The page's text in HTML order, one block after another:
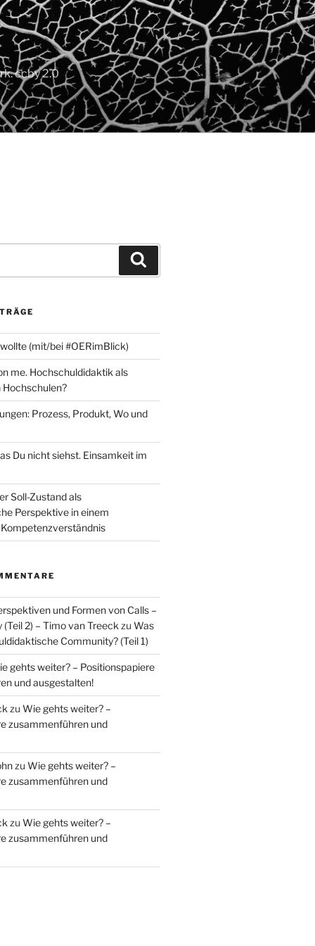
ccby 2.0
(mit/bei #OERimBlick)
me. Hochschuldidaktik als
Hochschulen?
Prozess, Produkt, Wo und
Du nicht siehst. Einsamkeit im
Soll-Zustand als
Perspektive in einem
und Formen von Calls –
2) – Timo van Treeck zu Was
Community? (Teil 1)
gehts weiter? – Positionspapiere
und ausgestalten!
zu Wie gehts weiter? –
zusammenführen und
zu Wie gehts weiter? –
zusammenführen und
zu Wie gehts weiter? –
zusammenführen und